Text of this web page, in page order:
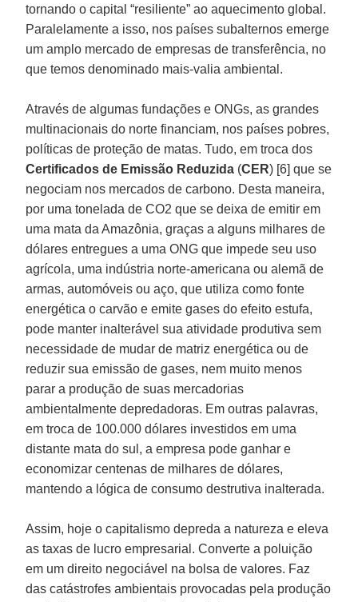
tornando o capital “resiliente” ao aquecimento global.
Paralelamente a isso, nos países subalternos emerge
um amplo mercado de empresas de transferência, no
que temos denominado mais-valia ambiental.
Através de algumas fundações e ONGs, as grandes
multinacionais do norte financiam, nos países pobres,
políticas de proteção de matas. Tudo, em troca dos
Certificados de Emissão Reduzida (CER) [6] que se
negociam nos mercados de carbono. Desta maneira,
por uma tonelada de CO2 que se deixa de emitir em
uma mata da Amazônia, graças a alguns milhares de
dólares entregues a uma ONG que impede seu uso
agrícola, uma indústria norte-americana ou alemã de
armas, automóveis ou aço, que utiliza como fonte
energética o carvão e emite gases do efeito estufa,
pode manter inalterável sua atividade produtiva sem
necessidade de mudar de matriz energética ou de
reduzir sua emissão de gases, nem muito menos
parar a produção de suas mercadorias
ambientalmente depredadoras. Em outras palavras,
em troca de 100.000 dólares investidos em uma
distante mata do sul, a empresa pode ganhar e
economizar centenas de milhares de dólares,
mantendo a lógica de consumo destrutiva inalterada.
Assim, hoje o capitalismo depreda a natureza e eleva
as taxas de lucro empresarial. Converte a poluição
em um direito negociável na bolsa de valores. Faz
das catástrofes ambientais provocadas pela produção